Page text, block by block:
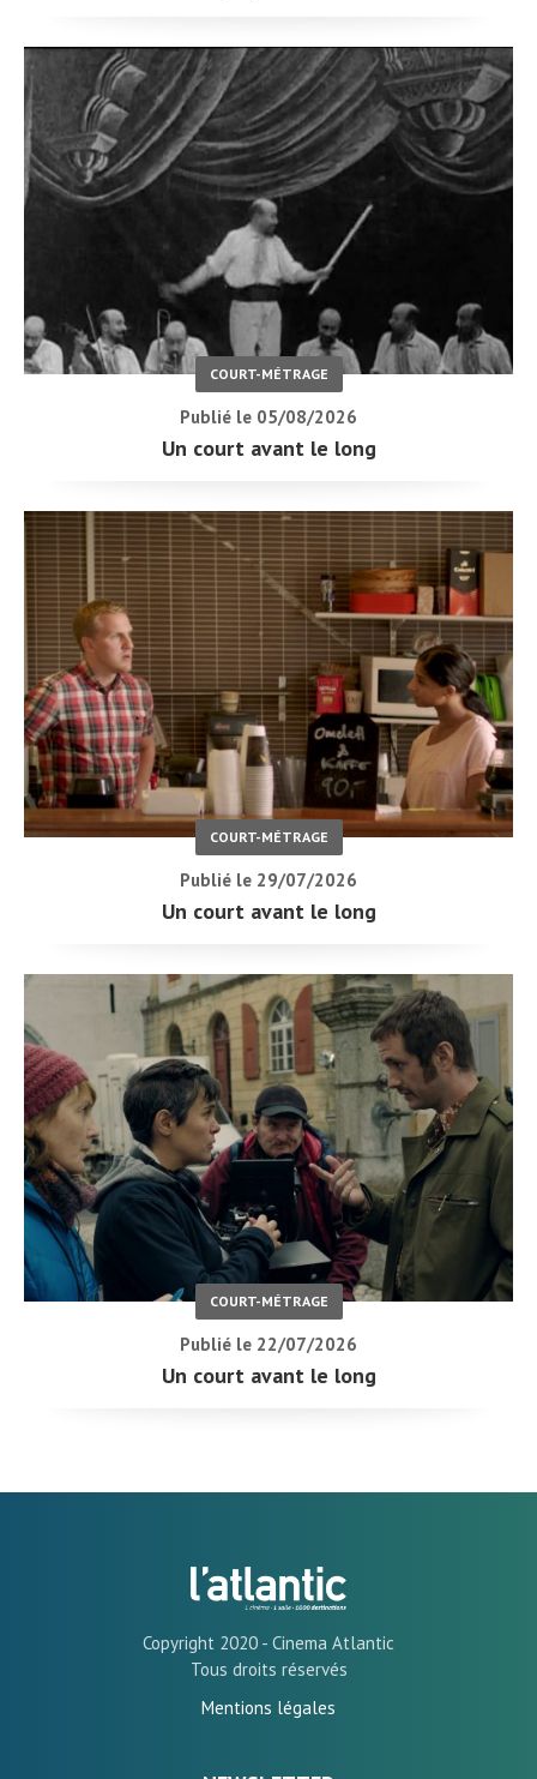
COURT-MÉTRAGE
Publié le 05/08/2026
Un court avant le long
COURT-MÉTRAGE
Publié le 29/07/2026
Un court avant le long
COURT-MÉTRAGE
Publié le 22/07/2026
Un court avant le long
Copyright 2020 - Cinema Atlantic
Tous droits réservés
Mentions légales